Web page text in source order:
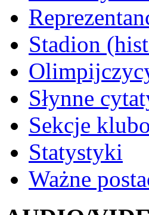
Stadion
Słynne
Sekcje
Statystyki
Ważne